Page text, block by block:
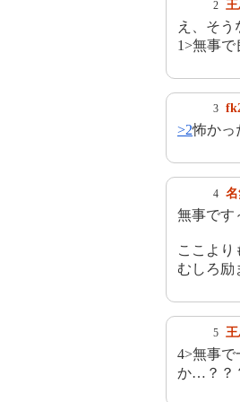
2
え、そ
1>無事
3
>2怖かっ
4
無事です
ここより
むしろ励
5
4>無事
か…？？